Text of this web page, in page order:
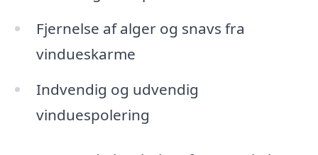
Fjernelse af alger og snavs fra
vindueskarme
Indvendig og udvendig
vinduespolering